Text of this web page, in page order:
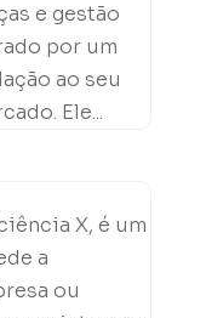
e gestão
por um
ao seu
Ele...
X, é um
a
ou